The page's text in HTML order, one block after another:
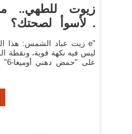
والأسوأ
ليس فيه نكهة قوية، ونقطة